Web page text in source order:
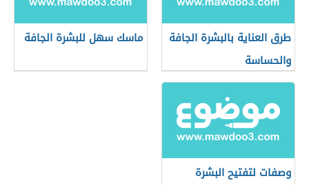
طرق العناية بالبشرة الجافة
والحساسة
ماسك سهل للبشرة الجافة
وصفات لتفتيح البشرة